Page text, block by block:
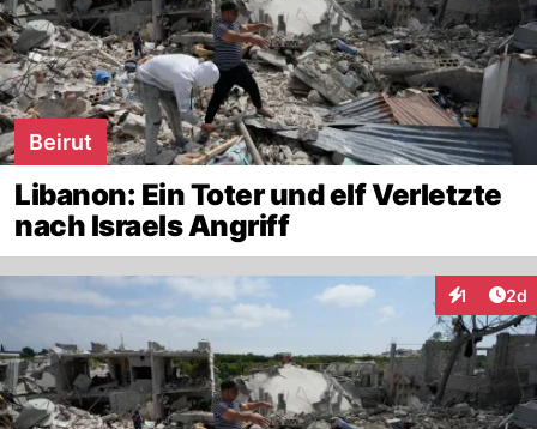
Beirut
Libanon: Ein Toter und elf Verletzte
nach Israels Angriff
1 2d